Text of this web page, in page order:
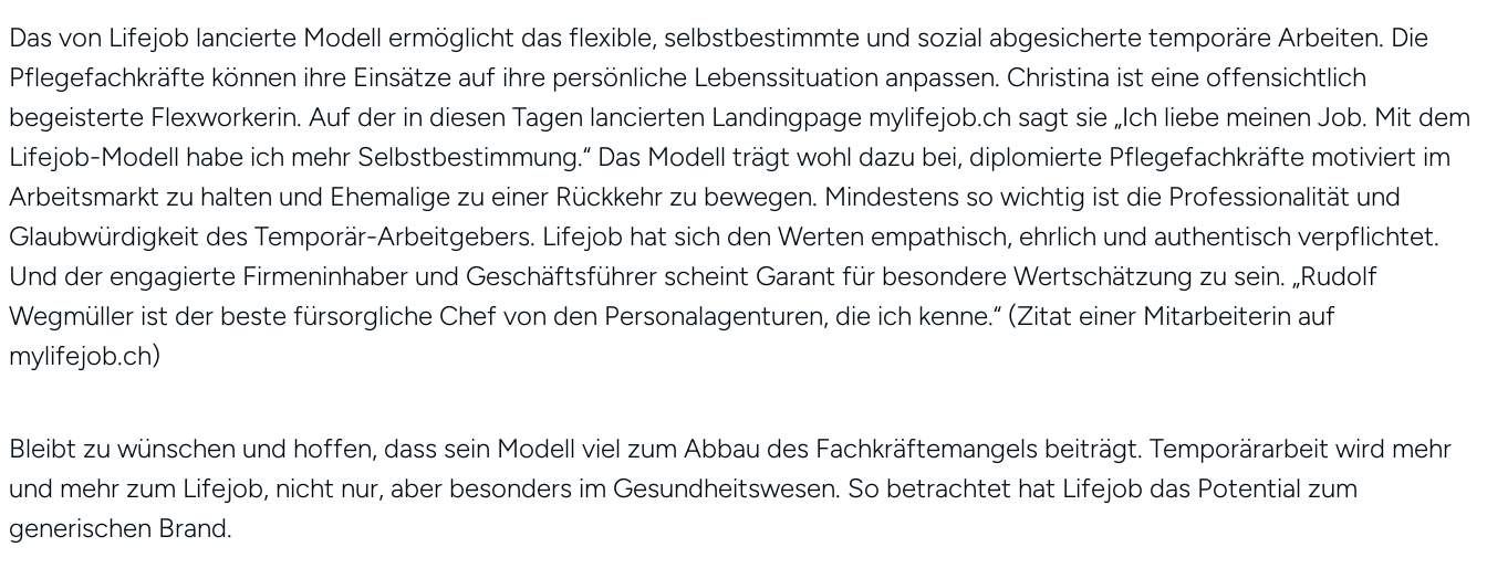
Das von Lifejob lancierte Modell ermöglicht das flexible, selbstbestimmte und sozial abgesicherte temporäre Arbeiten. Die
Pflegefachkräfte können ihre Einsätze auf ihre persönliche Lebenssituation anpassen. Christina ist eine offensichtlich
begeisterte Flexworkerin. Auf der in diesen Tagen lancierten Landingpage mylifejob.ch sagt sie „Ich liebe meinen Job. Mit dem
Lifejob-Modell habe ich mehr Selbstbestimmung.“ Das Modell trägt wohl dazu bei, diplomierte Pflegefachkräfte motiviert im
Arbeitsmarkt zu halten und Ehemalige zu einer Rückkehr zu bewegen. Mindestens so wichtig ist die Professionalität und
Glaubwürdigkeit des Temporär-Arbeitgebers. Lifejob hat sich den Werten empathisch, ehrlich und authentisch verpflichtet.
Und der engagierte Firmeninhaber und Geschäftsführer scheint Garant für besondere Wertschätzung zu sein. „Rudolf
Wegmüller ist der beste fürsorgliche Chef von den Personalagenturen, die ich kenne.“ (Zitat einer Mitarbeiterin auf
mylifejob.ch)
Bleibt zu wünschen und hoffen, dass sein Modell viel zum Abbau des Fachkräftemangels beiträgt. Temporärarbeit wird mehr
und mehr zum Lifejob, nicht nur, aber besonders im Gesundheitswesen. So betrachtet hat Lifejob das Potential zum
generischen Brand.